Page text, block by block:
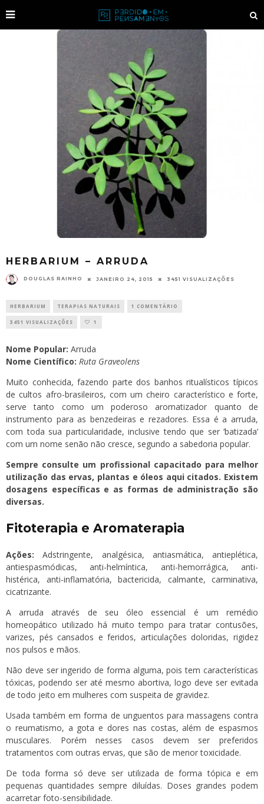
HERBARIUM – ARRUDA
DOUGLAS RAINHO JANEIRO 24, 2015 3451 VISUALIZAÇÕES
HERBARIUM TERAPIAS NATURAIS 1 COMENTÁRIO
3451 VISUALIZAÇÕES 1
Nome Popular: Arruda
Nome Científico: Ruta Graveolens
Muito conhecida, fazendo parte dos banhos ritualísticos típicos
de cultos afro-brasileiros, com um cheiro característico e forte,
serve tanto como um poderoso aromatizador quanto de
instrumento para as benzedeiras e rezadores. Essa é a arruda,
com toda sua particularidade, inclusive tendo que ser ‘batizada’
com um nome senão não cresce, segundo a sabedoria popular.
Sempre consulte um profissional capacitado para melhor
utilização das ervas, plantas e óleos aqui citados. Existem
dosagens específicas e as formas de administração são
diversas.
Fitoterapia e Aromaterapia
Ações: Adstringente, analgésica, antiasmática, antieplética,
antiespasmódicas, anti-helmíntica, anti-hemorrágica, anti-
histérica, anti-inflamatória, bactericida, calmante, carminativa,
cicatrizante.
A arruda através de seu óleo essencial é um remédio
homeopático utilizado há muito tempo para tratar contusões,
varizes, pés cansados e feridos, articulações doloridas, rigidez
nos pulsos e mãos.
Não deve ser ingerido de forma alguma, pois tem características
tóxicas, podendo ser até mesmo abortiva, logo deve ser evitada
de todo jeito em mulheres com suspeita de gravidez.
Usada também em forma de unguentos para massagens contra
o reumatismo, a gota e dores nas costas, além de espasmos
musculares. Porém nesses casos devem ser preferidos
tratamentos com outras ervas, que são de menor toxicidade.
De toda forma só deve ser utilizada de forma tópica e em
pequenas quantidades sempre diluídas. Doses grandes podem
acarretar foto-sensibilidade.